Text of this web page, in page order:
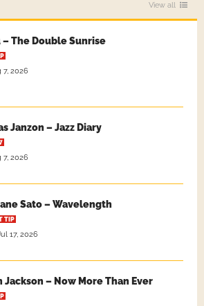
View all
– The Double Sunrise
7, 2026
Janzon – Jazz Diary
7, 2026
Sato – Wavelength
TIP
17, 2026
Jackson – Now More Than Ever